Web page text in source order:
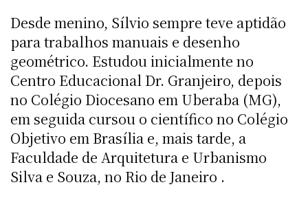
Desde menino, Sílvio sempre teve aptidão
para trabalhos manuais e desenho
geométrico. Estudou inicialmente no
Centro Educacional Dr. Granjeiro, depois
no Colégio Diocesano em Uberaba (MG),
em seguida cursou o científico no Colégio
Objetivo em Brasília e, mais tarde, a
Faculdade de Arquitetura e Urbanismo
Silva e Souza, no Rio de Janeiro .